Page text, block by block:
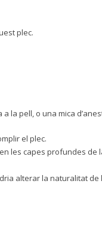
plec.
la pell, o una mica
el plec.
les capes profundes
alterar la naturalitat